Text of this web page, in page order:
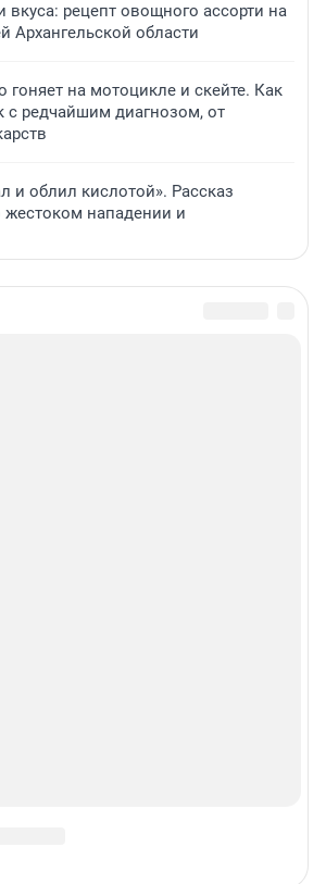
вкуса: рецепт овощного ассорти на
Архангельской области
гоняет на мотоцикле и скейте. Как
с редчайшим диагнозом, от
и облил кислотой». Рассказ
жестоком нападении и